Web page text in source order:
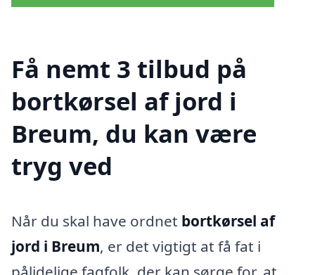
Få nemt 3 tilbud på
bortkørsel af jord i
Breum, du kan være
tryg ved
Når du skal have ordnet bortkørsel af
jord i Breum, er det vigtigt at få fat i